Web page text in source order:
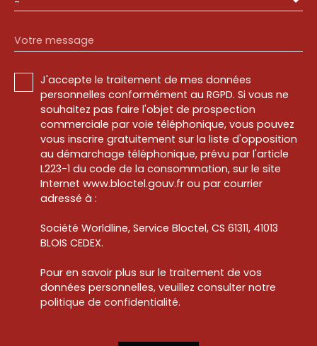
Votre message
J'accepte le traitement de mes données
personnelles conformément au RGPD. Si vous ne
souhaitez pas faire l'objet de prospection
commerciale par voie téléphonique, vous pouvez
vous inscrire gratuitement sur la liste d'opposition
au démarchage téléphonique, prévu par l'article
L223-1 du code de la consommation, sur le site
Internet www.bloctel.gouv.fr ou par courrier
adressé à :
Société Worldline, Service Bloctel, CS 61311, 41013
BLOIS CEDEX.
Pour en savoir plus sur le traitement de vos
données personnelles, veuillez consulter notre
politique de confidentialité.